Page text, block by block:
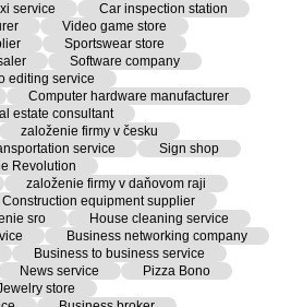
service
Car inspection station
Video game store
Sportswear store
Software company
editing service
Computer hardware manufacturer
estate consultant
založenie firmy v česku
service
Sign shop
Revolution
založenie firmy v daňovom raji
Construction equipment supplier
sro
House cleaning service
Business networking company
Business to business service
News service
Pizza Bono
store